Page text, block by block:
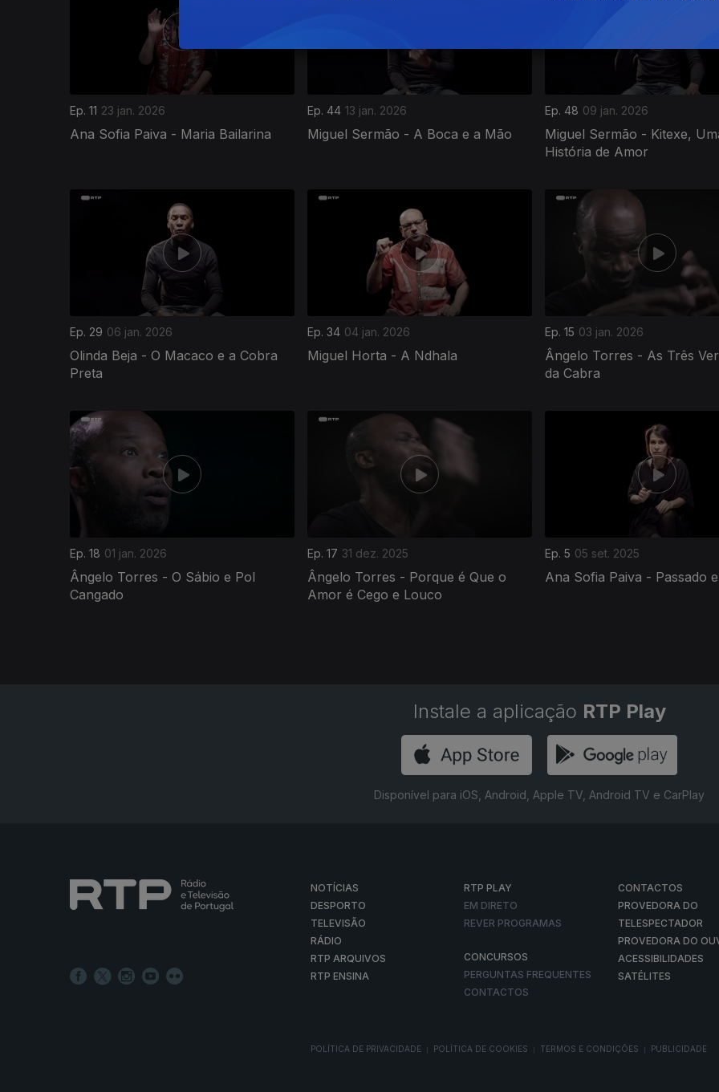
Ep. 11 23 jan. 2026
Ana Sofia Paiva - Maria Bailarina
Ep. 44 13 jan. 2026
Miguel Sermão - A Boca e a Mão
Ep. 48 09 jan. 2026
Miguel Sermão - Kitexe,
História de Amor
Ep. 29 06 jan. 2026
Olinda Beja - O Macaco e a Cobra
Preta
Ep. 34 04 jan. 2026
Miguel Horta - A Ndhala
Ep. 15 03 jan. 2026
Ângelo Torres - As Três
da Cabra
Ep. 18 01 jan. 2026
Ângelo Torres - O Sábio e Pol
Cangado
Ep. 17 31 dez. 2025
Ângelo Torres - Porque é Que o
Amor é Cego e Louco
Ep. 5 05 set. 2025
Ana Sofia Paiva - Passado
872281
Instale a aplicação RTP Play
Disponível para iOS, Android, Apple TV, Android TV e CarPlay
NOTÍCIAS
DESPORTO
TELEVISÃO
RÁDIO
RTP ARQUIVOS
RTP ENSINA
RTP PLAY
EM DIRETO
REVER PROGRAMAS
CONCURSOS
PERGUNTAS FREQUENTES
CONTACTOS
CONTACTOS
PROVEDORA DO
TELESPECTADOR
PROVEDORA DO
ACESSIBILIDADES
SATÉLITES
POLÍTICA DE PRIVACIDADE POLÍTICA DE COOKIES TERMOS E CONDIÇÕES PUBLICIDADE